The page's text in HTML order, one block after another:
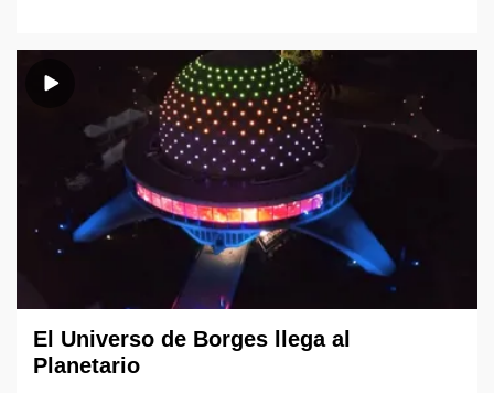
El Universo de Borges llega al
Planetario